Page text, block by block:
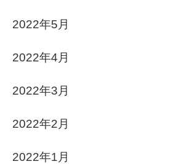
2022年5月
2022年4月
2022年3月
2022年2月
2022年1月